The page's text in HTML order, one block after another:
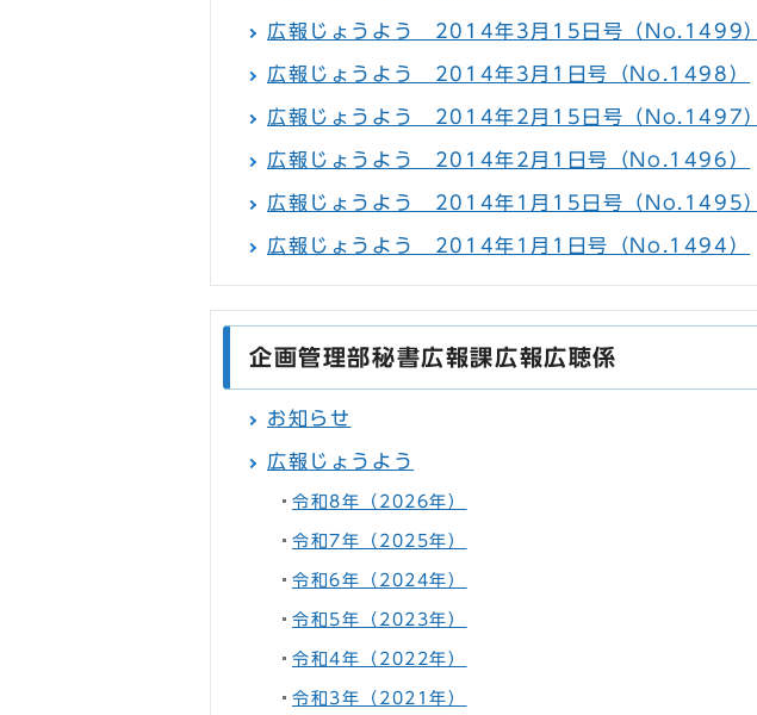
広報じょうよう 2014年3月15日号（No.1499）
広報じょうよう 2014年3月1日号（No.1498）
広報じょうよう 2014年2月15日号（No.1497）
広報じょうよう 2014年2月1日号（No.1496）
広報じょうよう 2014年1月15日号（No.1495）
広報じょうよう 2014年1月1日号（No.1494）
企画管理部秘書広報課広報広聴係
お知らせ
広報じょうよう
令和8年（2026年）
令和7年（2025年）
令和6年（2024年）
令和5年（2023年）
令和4年（2022年）
令和3年（2021年）